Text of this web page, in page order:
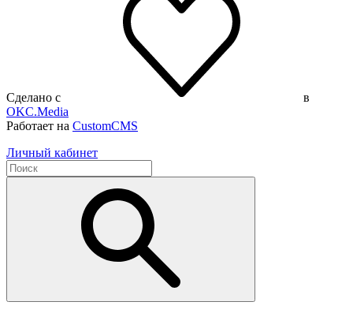
Сделано с
в
OKC.Media
Работает на CustomCMS
Личный кабинет